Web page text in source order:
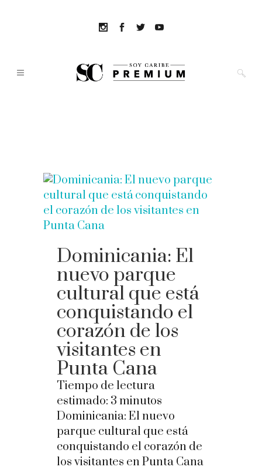
Dominicania: El
nuevo parque
cultural que está
conquistando el
corazón de los
visitantes en
Punta Cana
Tiempo de lectura
estimado: 3 minutos
Dominicania: El nuevo
parque cultural que está
conquistando el corazón de
los visitantes en Punta Cana